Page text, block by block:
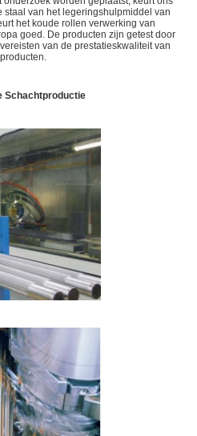
van het legeringshulpmiddel van
het koude rollen verwerking van
goed. De producten zijn getest door
van de prestatieskwaliteit van
Schachtproductie